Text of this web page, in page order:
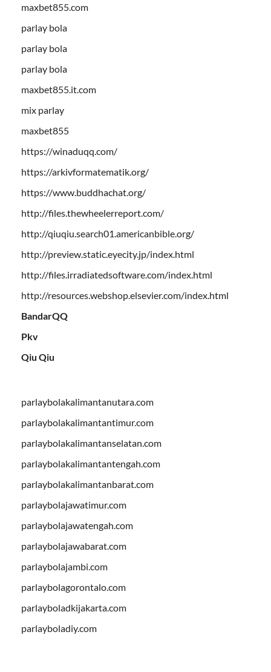
maxbet855.com
parlay bola
parlay bola
parlay bola
maxbet855.it.com
mix parlay
maxbet855
https://winaduqq.com/
https://arkivformatematik.org/
https://www.buddhachat.org/
http://files.thewheelerreport.com/
http://qiuqiu.search01.americanbible.org/
http://preview.static.eyecity.jp/index.html
http://files.irradiatedsoftware.com/index.html
http://resources.webshop.elsevier.com/index.html
BandarQQ
Pkv
Qiu Qiu
parlaybolakalimantanutara.com
parlaybolakalimantantimur.com
parlaybolakalimantanselatan.com
parlaybolakalimantantengah.com
parlaybolakalimantanbarat.com
parlaybolajawatimur.com
parlaybolajawatengah.com
parlaybolajawabarat.com
parlaybolajambi.com
parlaybolagorontalo.com
parlayboladkijakarta.com
parlayboladiy.com